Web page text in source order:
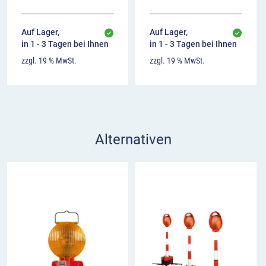
entsprechend nur die seitlichen oder nur die
oberen LEDs.
Sichtbarkeit des Blitzlichts bis zu 1 km
selbstständig. Sie bilden standardmäßig ein
braucht ca. 6 Sek. zum Angehen, jede
weitere nur noch ca. 3 Sek. Es können
unbegrenzt viele Module synchronisiert
werden; die maximale Reichweite zwischen
Auf Lager,
in 1 - 3 Tagen bei Ihnen
zzgl. 19 % MwSt.
Auf Lager,
in 1 - 3 Tagen bei Ihnen
zzgl. 19 % MwSt.
Alternativen